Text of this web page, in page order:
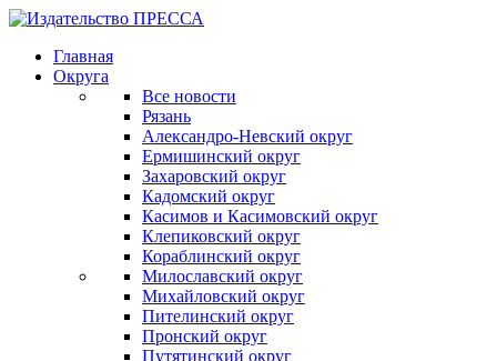
Главная
Округа
Все новости
Рязань
Александро-Невский округ
Ермишинский округ
Захаровский округ
Кадомский округ
Касимов и Касимовский округ
Клепиковский округ
Кораблинский округ
Милославский округ
Михайловский округ
Пителинский округ
Пронский округ
Путятинский округ